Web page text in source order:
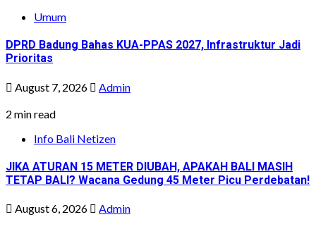
Umum
DPRD Badung Bahas KUA-PPAS 2027, Infrastruktur Jadi
Prioritas
August 7, 2026
Admin
2 min read
Info Bali Netizen
JIKA ATURAN 15 METER DIUBAH, APAKAH BALI MASIH
TETAP BALI? Wacana Gedung 45 Meter Picu Perdebatan!
August 6, 2026
Admin